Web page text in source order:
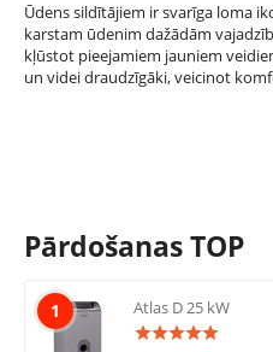
Ūdens sildītājiem ir svarīga loma
karstam ūdenim dažādām
kļūstot pieejamiem jauniem
un videi draudzīgāki, veicinot
Pārdošanas TOP
1 Atlas D 25 kW